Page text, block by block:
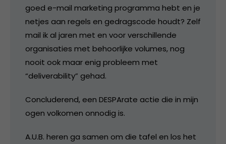
goed e-mail marketing programma hebt en je
netjes aan regels en gedragscode houdt? Zelf
mail ik al jaren met en voor verschillende
organisaties met behoorlijke volumes, nog
nooit ook maar enig probleem met
“deliverability” gehad.
Concluderend, een DESPArate actie die in mijn
ogen volkomen onnodig is.
A.U.B. heren ga samen om die tafel en los het